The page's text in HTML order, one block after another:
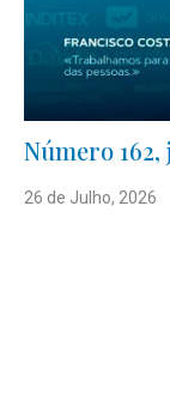
Número
26 de Julho, 2026